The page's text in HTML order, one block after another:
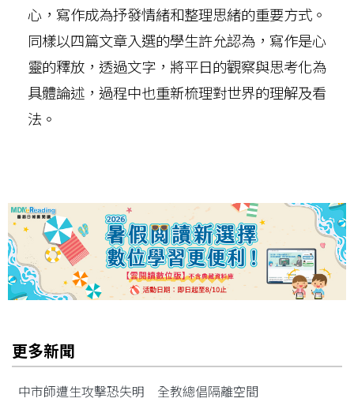
心，寫作成為抒發情緒和整理思緒的重要方式。
同樣以四篇文章入選的學生許允認為，寫作是心
靈的釋放，透過文字，將平日的觀察與思考化為
具體論述，過程中也重新梳理對世界的理解及看
法。
更多新聞
中市師遭生攻擊恐失明 全教總倡隔離空間